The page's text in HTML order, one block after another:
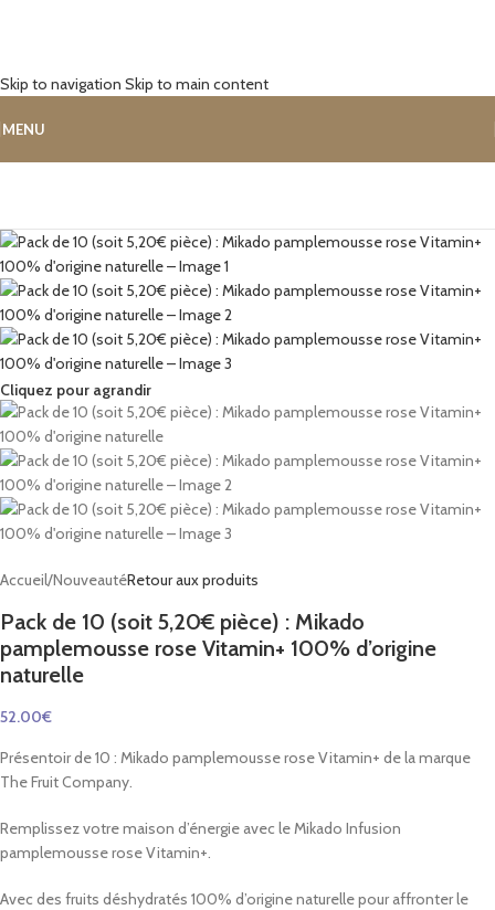
Skip to navigation Skip to main content
MENU
Cliquez pour agrandir
Accueil/NouveautéRetour aux produits
Pack de 10 (soit 5,20€ pièce) : Mikado
pamplemousse rose Vitamin+ 100% d’origine
naturelle
52.00€
Présentoir de 10 : Mikado pamplemousse rose Vitamin+ de la marque
The Fruit Company.
Remplissez votre maison d’énergie avec le Mikado Infusion
pamplemousse rose Vitamin+.
Avec des fruits déshydratés 100% d’origine naturelle pour affronter le